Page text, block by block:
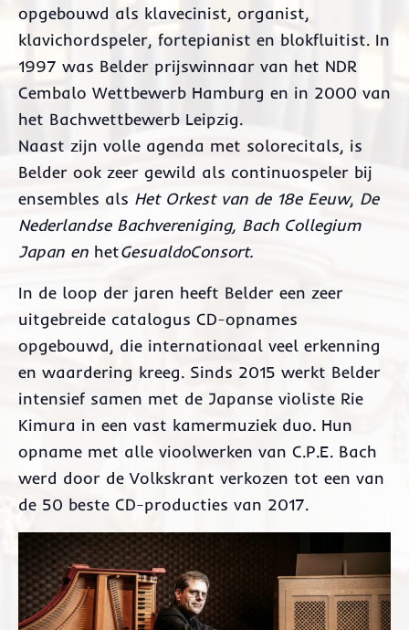
opgebouwd als klavecinist, organist,
klavichordspeler, fortepianist en blokfluitist. In
1997 was Belder prijswinnaar van het NDR
Cembalo Wettbewerb Hamburg en in 2000 van
het Bachwettbewerb Leipzig.
Naast zijn volle agenda met solorecitals, is
Belder ook zeer gewild als continuospeler bij
ensembles als Het Orkest van de 18e Eeuw, De
Nederlandse Bachvereniging, Bach Collegium
Japan en hetGesualdoConsort.
In de loop der jaren heeft Belder een zeer
uitgebreide catalogus CD-opnames
opgebouwd, die internationaal veel erkenning
en waardering kreeg. Sinds 2015 werkt Belder
intensief samen met de Japanse violiste Rie
Kimura in een vast kamermuziek duo. Hun
opname met alle vioolwerken van C.P.E. Bach
werd door de Volkskrant verkozen tot een van
de 50 beste CD-producties van 2017.